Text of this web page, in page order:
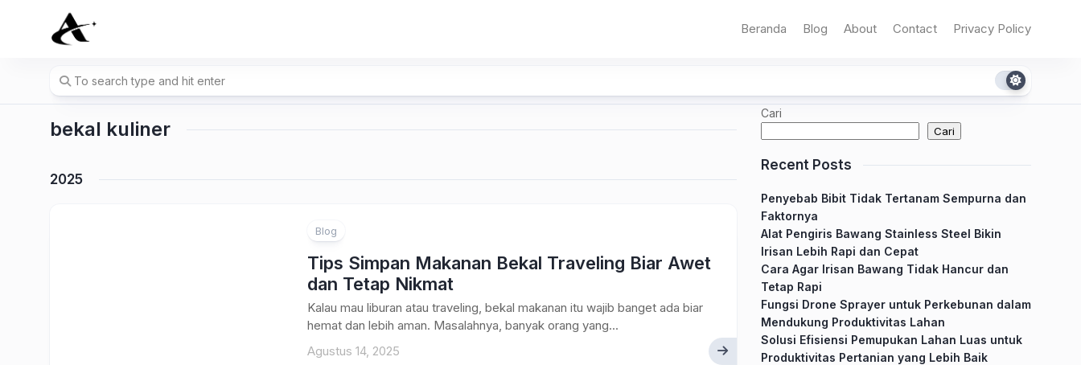
Beranda Blog About Contact Privacy Policy
bekal kuliner
2025
Blog
Tips Simpan Makanan Bekal Traveling Biar Awet
dan Tetap Nikmat
Kalau mau liburan atau traveling, bekal makanan itu wajib banget ada biar
hemat dan lebih aman. Masalahnya, banyak orang yang...
Agustus 14, 2025
Cari
Cari
Recent Posts
Penyebab Bibit Tidak Tertanam Sempurna dan
Faktornya
Alat Pengiris Bawang Stainless Steel Bikin
Irisan Lebih Rapi dan Cepat
Cara Agar Irisan Bawang Tidak Hancur dan
Tetap Rapi
Fungsi Drone Sprayer untuk Perkebunan dalam
Mendukung Produktivitas Lahan
Solusi Efisiensi Pemupukan Lahan Luas untuk
Produktivitas Pertanian yang Lebih Baik